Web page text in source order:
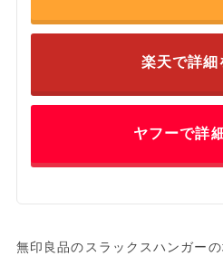
楽天で詳細
ヤフーで詳
無印良品のスラックスハンガー